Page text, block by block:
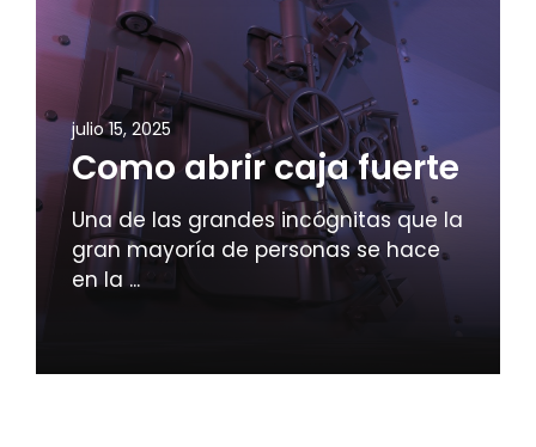
julio 15, 2025
Como abrir caja fuerte
Una de las grandes incógnitas que la
gran mayoría de personas se hace
en la ...